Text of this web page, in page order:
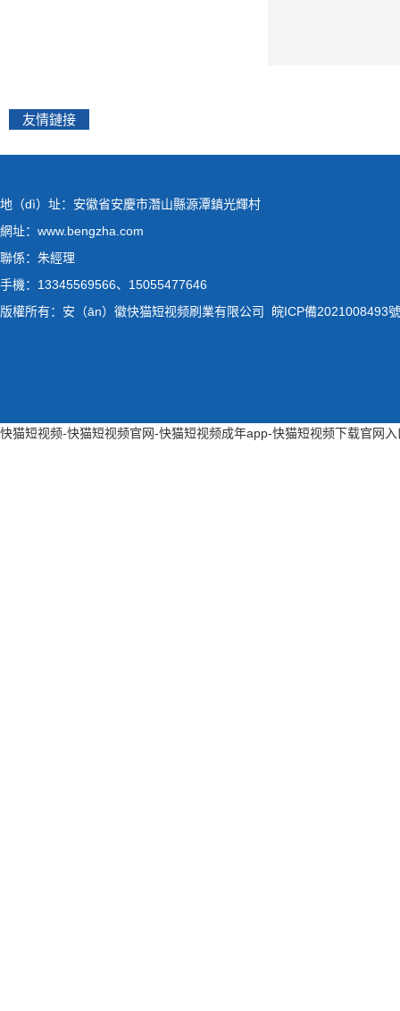
友情鏈接
地（dì）址：安徽省安慶市潛山縣源潭鎮光輝村
網址：www.bengzha.com
聯係：朱經理
手機：13345569566、15055477646
版權所有：安（ān）徽快猫短视频刷業有限公司 皖ICP備2021008493
快猫短视频-快猫短视频官网-快猫短视频成年app-快猫短视频下载官网入